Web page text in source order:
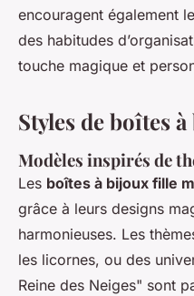
encouragent également
des habitudes
touche magique et
Styles de boîtes
Modèles inspirés de
Les boîtes à bijoux fille
grâce à leurs designs
harmonieuses. Les
les licornes, ou des
Reine des Neiges" sont